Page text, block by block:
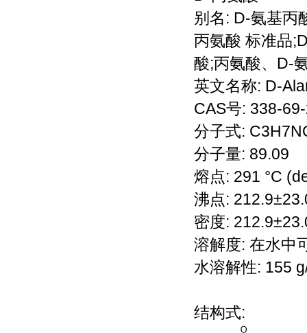
别名: D-氨基丙
丙氨酸 标准品
酸;丙氨酸、D-
英文名称: D-
CAS号: 338-
分子式:
分子量: 89.09
熔点: 291 °C
沸点:
密度:
溶解度: 在水中
水溶解性: 155
结构式: